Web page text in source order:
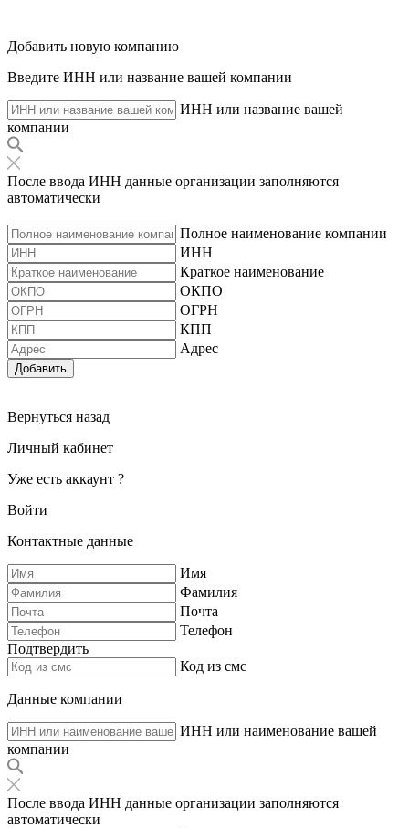
Добавить новую компанию
Введите ИНН или название вашей компании
ИНН или название вашей
компании
После ввода ИНН данные организации заполняются
автоматически
Полное наименование компании
ИНН
Краткое наименование
ОКПО
ОГРН
КПП
Адрес
Добавить
Вернуться назад
Личный кабинет
Уже есть аккаунт ?
Войти
Контактные данные
Имя
Фамилия
Почта
Телефон
Подтвердить
Код из смс
Данные компании
ИНН или наименование вашей
компании
После ввода ИНН данные организации заполняются
автоматически